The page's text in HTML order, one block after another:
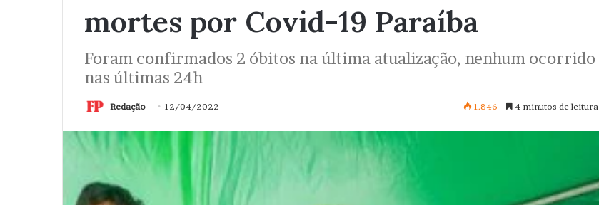
mortes por Covid-19 Paraíba
Foram confirmados 2 óbitos na última atualização, nenhum ocorrido
nas últimas 24h
Redação 12/04/2022 1.846 4 minutos de leitura